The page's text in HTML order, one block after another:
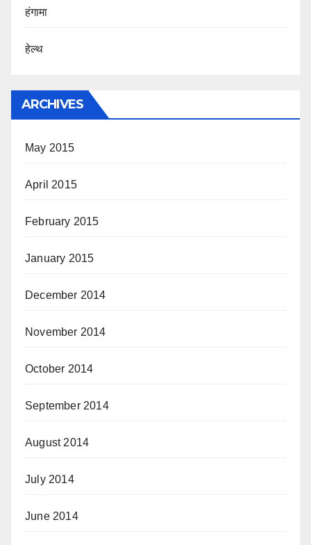
हंगामा
हेल्थ
ARCHIVES
May 2015
April 2015
February 2015
January 2015
December 2014
November 2014
October 2014
September 2014
August 2014
July 2014
June 2014